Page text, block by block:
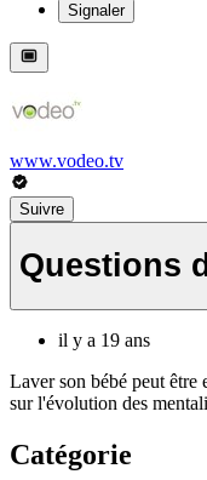
Signaler
www.vodeo.tv
Suivre
Questions
il y a 19 ans
Laver son bébé peut être
sur l'évolution des
Catégorie